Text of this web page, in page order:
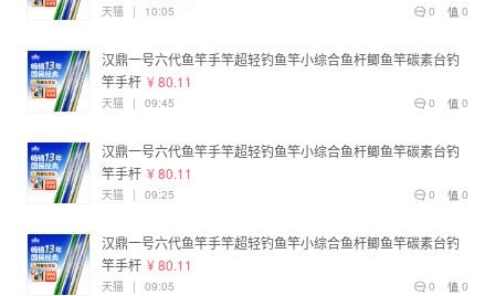
0
0
天猫 | 10:05
汉鼎一号六代鱼竿手竿超轻钓鱼竿小综合鱼杆鲫鱼竿碳素台钓
竿手杆 ¥ 80.11
0
0
天猫 | 09:45
汉鼎一号六代鱼竿手竿超轻钓鱼竿小综合鱼杆鲫鱼竿碳素台钓
竿手杆 ¥ 80.11
0
0
天猫 | 09:25
汉鼎一号六代鱼竿手竿超轻钓鱼竿小综合鱼杆鲫鱼竿碳素台钓
竿手杆 ¥ 80.11
0
0
天猫 | 09:05